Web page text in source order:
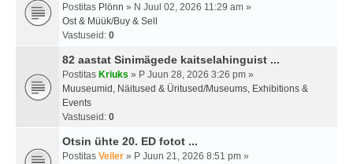
Postitas Plönn » N Juul 02, 2026 11:29 am »
Ost & Müük/Buy & Sell
Vastuseid: 0
82 aastat Sinimägede kaitselahinguist ...
Postitas Kriuks » P Juun 28, 2026 3:26 pm »
Muuseumid, Näitused & Üritused/Museums, Exhibitions &
Events
Vastuseid: 0
Otsin ühte 20. ED fotot ...
Postitas Veiler » P Juun 21, 2026 8:51 pm »